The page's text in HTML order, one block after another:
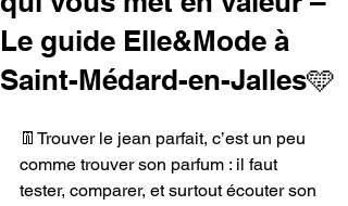
Le guide Elle&Mode à
Saint-Médard-en-Jalles🩵
👖Trouver le jean parfait, c’est un peu
comme trouver son parfum : il faut
tester, comparer, et surtout écouter son